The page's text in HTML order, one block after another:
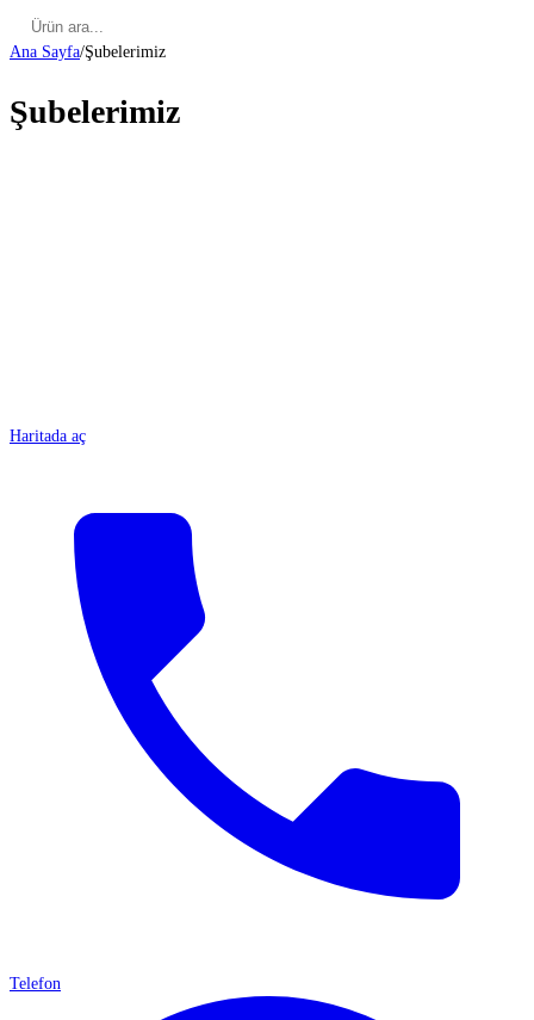
Ana Sayfa/Şubelerimiz
Şubelerimiz
Haritada aç
Telefon